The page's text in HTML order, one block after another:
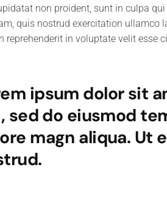
non proident, sunt in culpa
quis nostrud exercitation ullamco
reprehenderit in voluptate velit esse
ipsum dolor sit
sed do eiusmod
magn aliqua. Ut